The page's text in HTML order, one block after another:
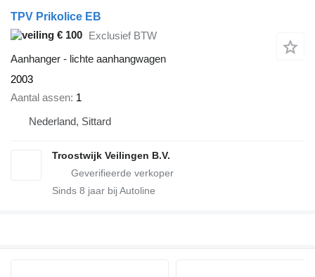
TPV Prikolice EB
€ 100 Exclusief BTW
Aanhanger - lichte aanhangwagen
2003
Aantal assen 1
Nederland, Sittard
Troostwijk Veilingen B.V.
Sinds 8 jaar bij Autoline